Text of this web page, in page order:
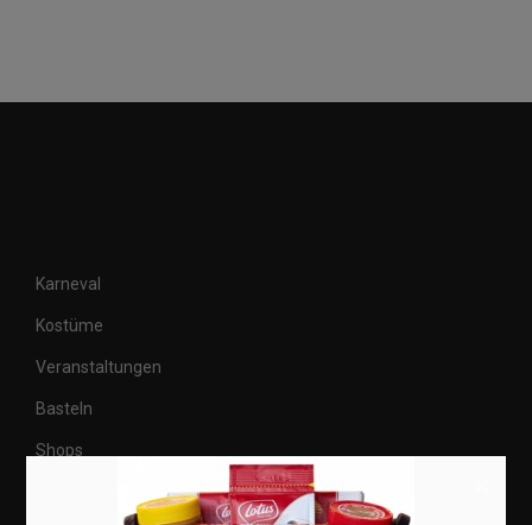
Karneval
Kostüme
Veranstaltungen
Basteln
Shops